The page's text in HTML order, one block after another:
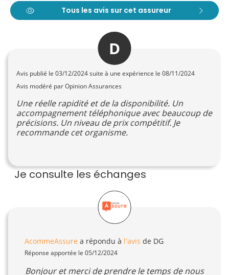
Tous les avis sur cet assureur
D
Avis publié le 03/12/2024suite à une expérience le 08/11/2024
Avis modéré par Opinion Assurances
Une réelle rapidité et de la disponibilité. Un
accompagnement téléphonique avec beaucoup de
précisions. Un niveau de prix compétitif. Je
recommande cet organisme.
Je consulte les échanges
AcommeAssure a répondu à l'avis de DG
Réponse apportée le 05/12/2024
Bonjour et merci de prendre le temps de nous